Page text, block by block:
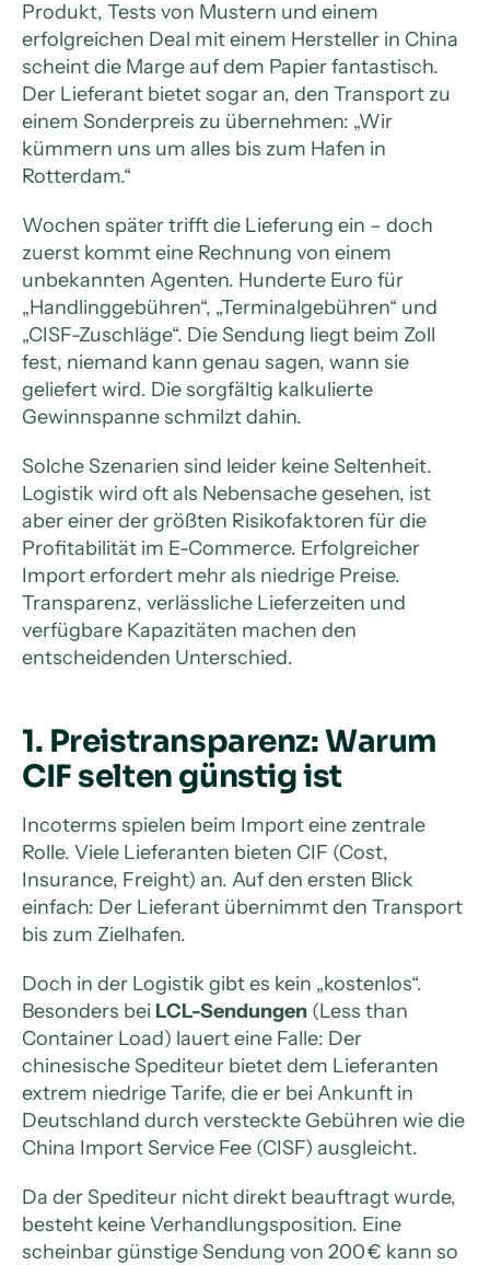
Produkt, Tests von Mustern und einem
erfolgreichen Deal mit einem Hersteller in China
scheint die Marge auf dem Papier fantastisch.
Der Lieferant bietet sogar an, den Transport zu
einem Sonderpreis zu übernehmen: „Wir
kümmern uns um alles bis zum Hafen in
Rotterdam.“
Wochen später trifft die Lieferung ein – doch
zuerst kommt eine Rechnung von einem
unbekannten Agenten. Hunderte Euro für
„Handlinggebühren“, „Terminalgebühren“ und
„CISF-Zuschläge“. Die Sendung liegt beim Zoll
fest, niemand kann genau sagen, wann sie
geliefert wird. Die sorgfältig kalkulierte
Gewinnspanne schmilzt dahin.
Solche Szenarien sind leider keine Seltenheit.
Logistik wird oft als Nebensache gesehen, ist
aber einer der größten Risikofaktoren für die
Profitabilität im E-Commerce. Erfolgreicher
Import erfordert mehr als niedrige Preise.
Transparenz, verlässliche Lieferzeiten und
verfügbare Kapazitäten machen den
entscheidenden Unterschied.
1. Preistransparenz: Warum
CIF selten günstig ist
Incoterms spielen beim Import eine zentrale
Rolle. Viele Lieferanten bieten CIF (Cost,
Insurance, Freight) an. Auf den ersten Blick
einfach: Der Lieferant übernimmt den Transport
bis zum Zielhafen.
Doch in der Logistik gibt es kein „kostenlos“.
Besonders bei LCL-Sendungen (Less than
Container Load) lauert eine Falle: Der
chinesische Spediteur bietet dem Lieferanten
extrem niedrige Tarife, die er bei Ankunft in
Deutschland durch versteckte Gebühren wie die
China Import Service Fee (CISF) ausgleicht.
Da der Spediteur nicht direkt beauftragt wurde,
besteht keine Verhandlungsposition. Eine
scheinbar günstige Sendung von 200 € kann so